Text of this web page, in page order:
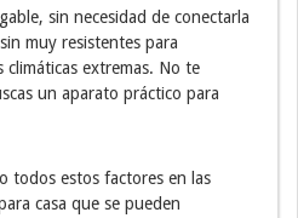
sin necesidad de conectarla
muy resistentes para
climáticas extremas. No te
un aparato práctico para
todos estos factores en las
casa que se pueden